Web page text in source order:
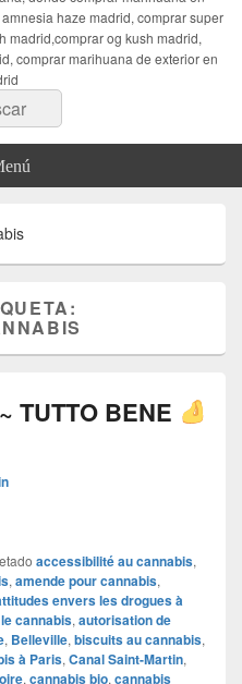
haze madrid, comprar super
madrid,comprar og kush madrid,
comprar marihuana de exterior en
TUTTO BENE
accessibilité au cannabis,
, amende pour cannabis,
envers les drogues à
cannabis, autorisation de
, Belleville, biscuits au cannabis,
à Paris, Canal Saint-Martin,
, cannabis bio, cannabis